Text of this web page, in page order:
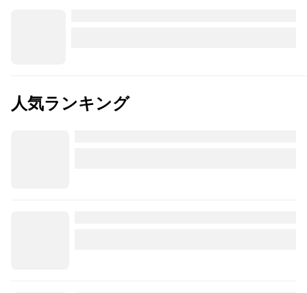
人気ランキング